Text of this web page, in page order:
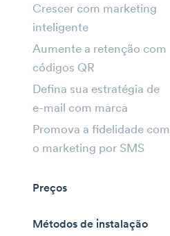
Crescer com marketing
inteligente
Aumente a retenção com
códigos QR
Defina sua estratégia de
e-mail com marca
Promova a fidelidade com
o marketing por SMS
Preços
Métodos de instalação